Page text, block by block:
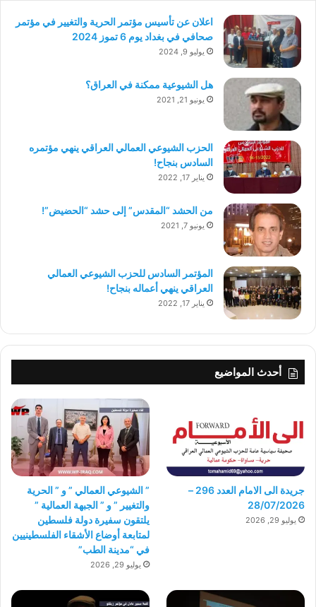
اعلان عن تأسيس مؤتمر الحرية والتغيير في مؤتمر
صحافي في بغداد يوم 6 تموز 2024
يوليو 9, 2024
هل الشيوعية ممكنة في العراق؟
يونيو 21, 2021
الحزب الشيوعي العمالي العراقي ينهي مؤتمره
السادس بنجاح!
يناير 17, 2022
من الحشد “المقدس” إلى حشد “الحضيض”!
يونيو 7, 2021
المؤتمر السادس للحزب الشيوعي العمالي
العراقي ينهي أعماله بنجاح!
يناير 17, 2022
أحدث المواضيع
جريدة الى الامام العدد 296 –
28/07/2026
يوليو 29, 2026
” الشيوعي العمالي ” و ” الحرية
والتغيير ” و ” الجبهة العمالية ”
يلتقون سفيرة دولة فلسطين
لمتابعة أوضاع الأشقاء الفلسطينيين
في “مدينة الطب”
يوليو 29, 2026